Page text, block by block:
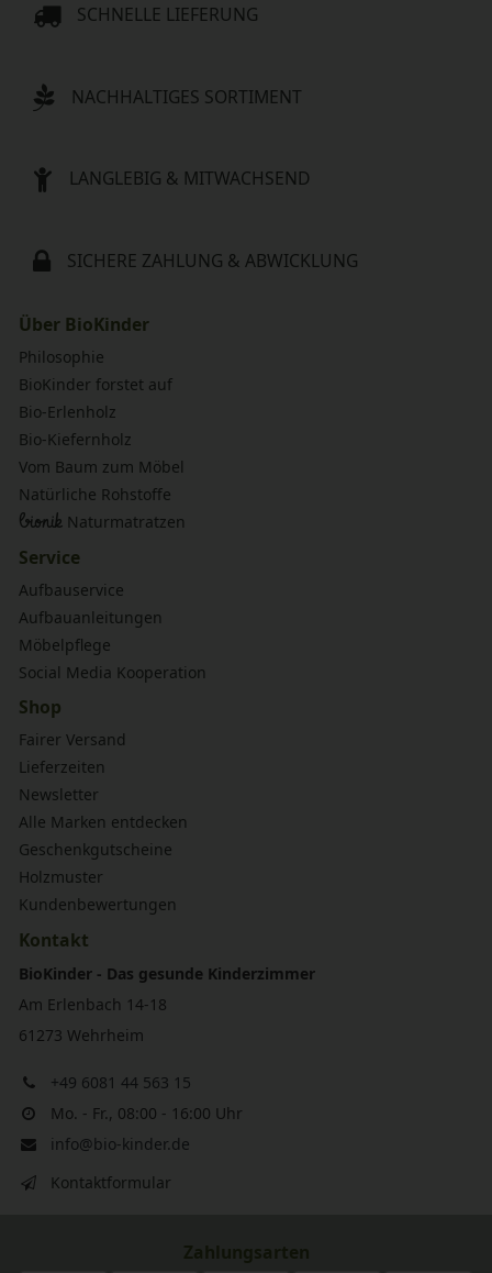
SCHNELLE LIEFERUNG
NACHHALTIGES SORTIMENT
LANGLEBIG & MITWACHSEND
SICHERE ZAHLUNG & ABWICKLUNG
Über BioKinder
Philosophie
BioKinder forstet auf
Bio-Erlenholz
Bio-Kiefernholz
Vom Baum zum Möbel
Natürliche Rohstoffe
bionik Naturmatratzen
Service
Aufbauservice
Aufbauanleitungen
Möbelpflege
Social Media Kooperation
Shop
Fairer Versand
Lieferzeiten
Newsletter
Alle Marken entdecken
Geschenkgutscheine
Holzmuster
Kundenbewertungen
Kontakt
BioKinder - Das gesunde Kinderzimmer
Am Erlenbach 14-18
61273 Wehrheim
+49 6081 44 563 15
Mo. - Fr., 08:00 - 16:00 Uhr
info@bio-kinder.de
Kontaktformular
Zahlungsarten